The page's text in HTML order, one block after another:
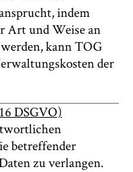
indem
Art und Weise an
kann TOG
der
DSGVO)
betreffender
zu verlangen.